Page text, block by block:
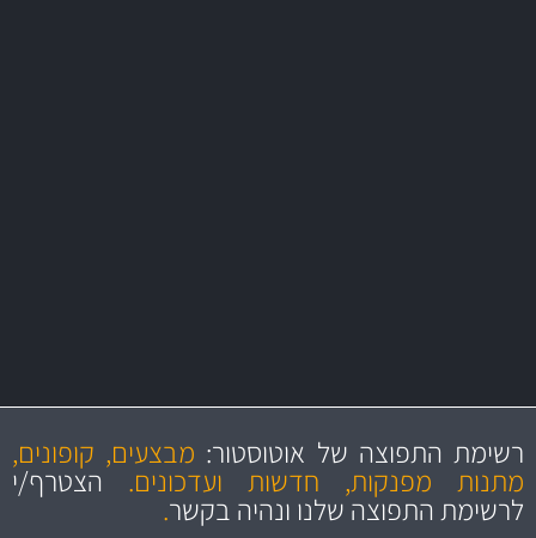
מקצועיות
ושירות מצויין
מחירים
הוגנים
והיצע מוצרים איכותירשימת התפוצה של אוטוסטור: מבצעים, קופונים,
מתנות מפנקות, חדשות ועדכונים.הצטרף/י
לרשימת התפוצה שלנו ונהיה בקשר.